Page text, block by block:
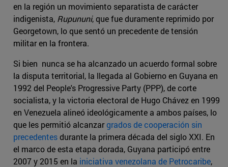
en la región un movimiento separatista de carácter
indigenista, Rupununi, que fue duramente reprimido por
Georgetown, lo que sentó un precedente de tensión
militar en la frontera.
Si bien nunca se ha alcanzado un acuerdo formal sobre
la disputa territorial, la llegada al Gobierno en Guyana en
1992 del People's Progressive Party (PPP), de corte
socialista, y la victoria electoral de Hugo Chávez en 1999
en Venezuela alineó ideológicamente a ambos países, lo
que les permitió alcanzargrados de cooperación sin
precedentesdurante la primera década del siglo XXI. En
el marco de esta etapa dorada, Guyana participó entre
2007 y 2015 en la iniciativa venezolana de Petrocaribe,